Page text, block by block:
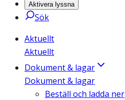
Aktivera lyssna
Sök
Aktuellt
Aktuellt
Dokument & lagar
Dokument & lagar
Beställ och ladda ner